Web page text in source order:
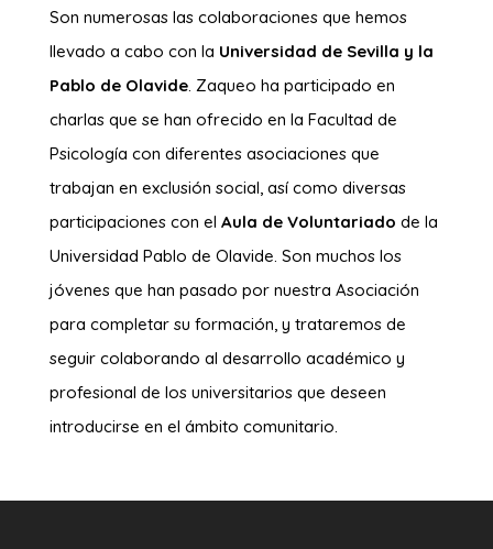
Son numerosas las colaboraciones que hemos
llevado a cabo con la Universidad de Sevilla y la
Pablo de Olavide. Zaqueo ha participado en
charlas que se han ofrecido en la Facultad de
Psicología con diferentes asociaciones que
trabajan en exclusión social, así como diversas
participaciones con el Aula de Voluntariado de la
Universidad Pablo de Olavide. Son muchos los
jóvenes que han pasado por nuestra Asociación
para completar su formación, y trataremos de
seguir colaborando al desarrollo académico y
profesional de los universitarios que deseen
introducirse en el ámbito comunitario.